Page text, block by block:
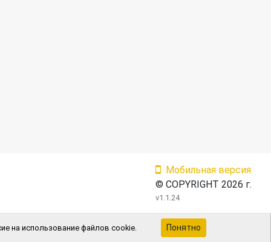
Мобильная версия
© COPYRIGHT 2026 г.
v1.1.24
на использование файлов cookie. Понятно